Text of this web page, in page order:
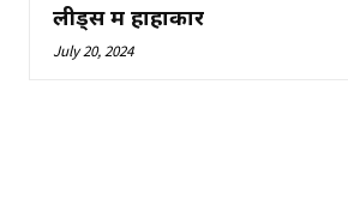
लीड्स में हाहाकार
July 20, 2024